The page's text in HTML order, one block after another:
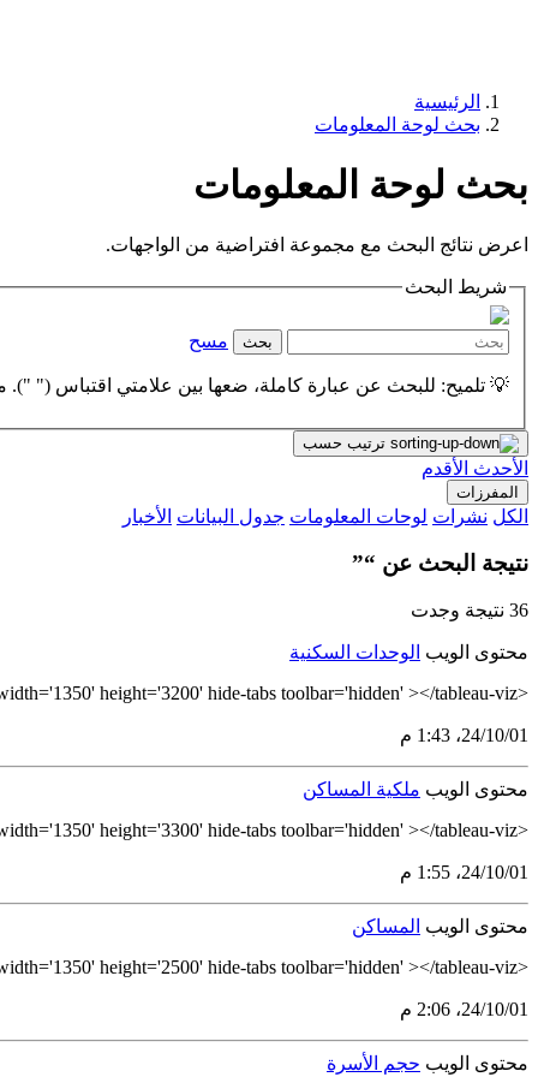
الرئيسية
بحث لوحة المعلومات
بحث لوحة المعلومات
اعرض نتائج البحث مع مجموعة افتراضية من الواجهات.
شريط البحث
بحث مسح
💡 تلميح: للبحث عن عبارة كاملة، ضعها بين علامتي اقتباس (" ").
ترتيب حسب
الأحدث الأقدم
المفرزات
الكل نشرات لوحات المعلومات جدول البيانات الأخبار
نتيجة البحث عن “”
36 نتيجة وجدت
محتوى الويب الوحدات السكنية
<tableau-viz id='tableau-viz' src='https://tableau.stats.gov.sa/views/Residential/NW-ResidentialHousing' width='1350' height='3200' hide-tabs toolbar='hidden' ></tableau-viz>
01‏/10‏/24، 1:43 م
محتوى الويب ملكية المساكن
<tableau-viz id='tableau-viz' src='https://tableau.stats.gov.sa/views/OwnershipArabic/NW_Ownership' width='1350' height='3300' hide-tabs toolbar='hidden' ></tableau-viz>
01‏/10‏/24، 1:55 م
محتوى الويب المساكن
<tableau-viz id='tableau-viz' src='https://tableau.stats.gov.sa/views/DwellingsArabic/NW-Dwellings' width='1350' height='2500' hide-tabs toolbar='hidden' ></tableau-viz>
01‏/10‏/24، 2:06 م
محتوى الويب حجم الأسرة